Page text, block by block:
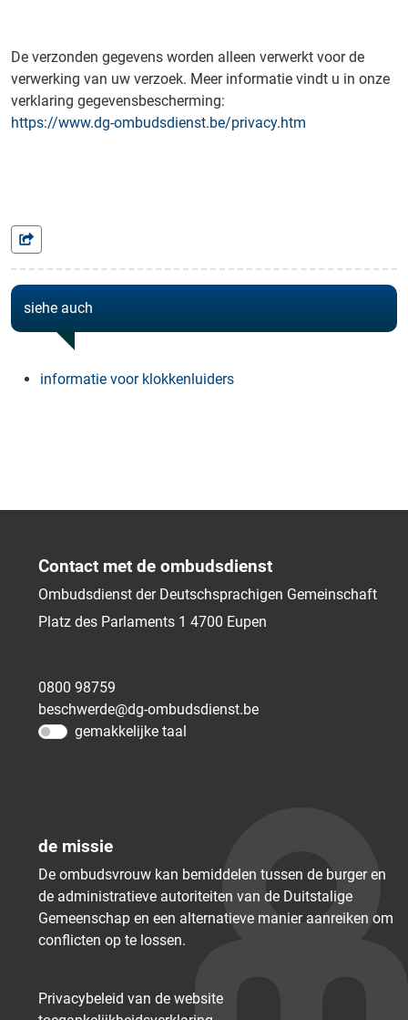
De verzonden gegevens worden alleen verwerkt voor de
verwerking van uw verzoek. Meer informatie vindt u in onze
verklaring gegevensbescherming:
https://www.dg-ombudsdienst.be/privacy.htm
siehe auch
informatie voor klokkenluiders
Contact met de ombudsdienst
Ombudsdienst der Deutschsprachigen Gemeinschaft
Platz des Parlaments 1 4700 Eupen
0800 98759
beschwerde@dg-ombudsdienst.be
gemakkelijke taal
de missie
De ombudsvrouw kan bemiddelen tussen de burger en
de administratieve autoriteiten van de Duitstalige
Gemeenschap en een alternatieve manier aanreiken om
conflicten op te lossen.
Privacybeleid van de website